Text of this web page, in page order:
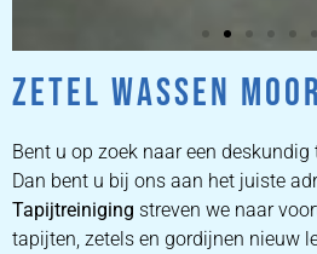
ZETEL
REINIGEN
ZETEL REINIGEN DOOR
PROFESSIONALS
ZETEL WASSEN
Bent u op zoek naar een
Dan bent u bij ons aan het juiste
Tapijtreiniging streven we naar
tapijten, zetels en gordijnen nieuw